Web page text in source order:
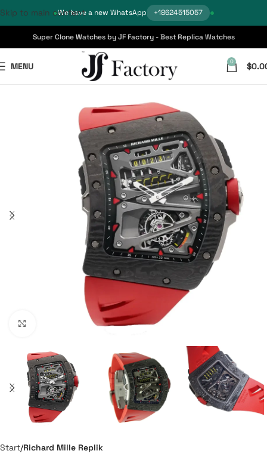
We have a new WhatsApp +18624515057
Skip to main content
Super Clone Watches by JF Factory - Best Replica Watches
MENU 0 $
Start Richard Mille Replik